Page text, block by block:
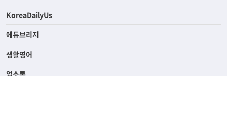
핫딜
KoreaDailyUs
에듀브리지
생활영어